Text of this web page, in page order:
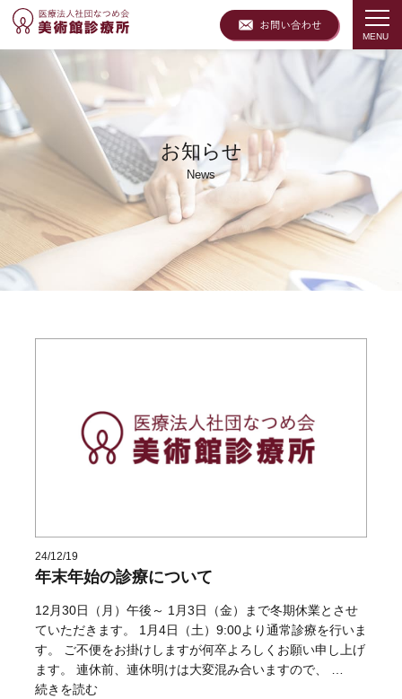
お知らせ
News
24/12/19
年末年始の診療について
12月30日（月）午後～ 1月3日（金）まで冬期休業とさせ
ていただきます。 1月4日（土）9:00より通常診療を行いま
す。 ご不便をお掛けしますが何卒よろしくお願い申し上げ
ます。 連休前、連休明けは大変混み合いますので、 …
“年末年始の診療について” の
続きを読む